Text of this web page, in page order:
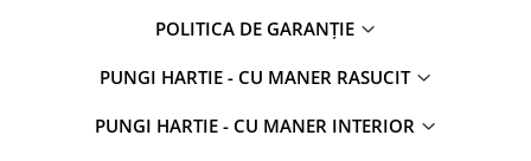
POLITICA DE GARANȚIE
PUNGI HARTIE - CU MANER RASUCIT
PUNGI HARTIE - CU MANER INTERIOR